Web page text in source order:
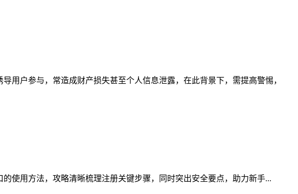
用户参与，常造成财产损失甚至个人信息泄露，在此背景下，需提高警惕，
使用方法，攻略清晰梳理注册关键步骤，同时突出安全要点，助力新手...